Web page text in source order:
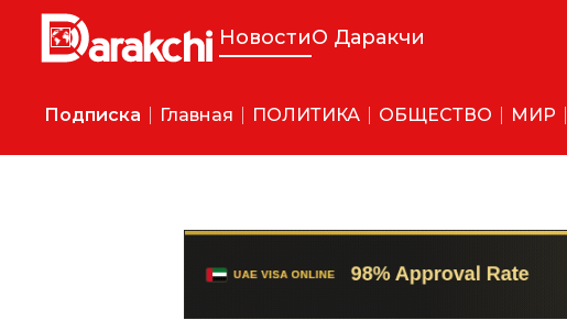
НовостиО Даракчи
Подписка Главная ПОЛИТИКА ОБЩЕСТВО МИР